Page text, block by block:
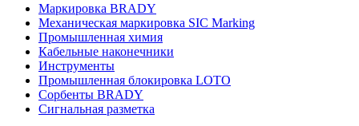
Маркировка BRADY
Механическая маркировка SIC Marking
Промышленная химия
Кабельные наконечники
Инструменты
Промышленная блокировка LOTO
Сорбенты BRADY
Сигнальная разметка